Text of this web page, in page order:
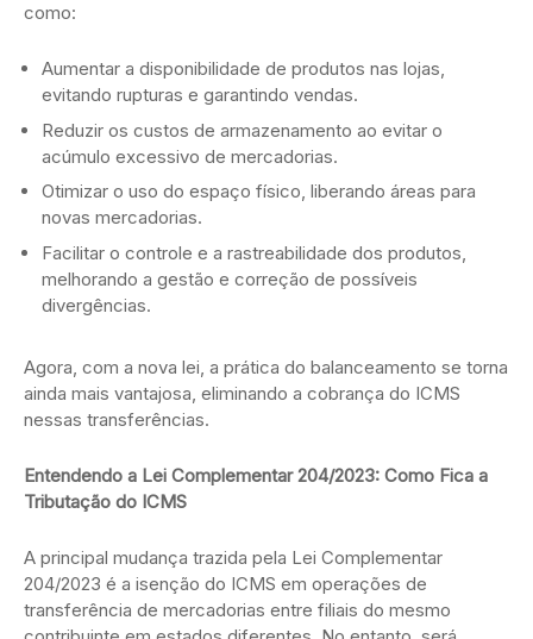
como:
Aumentar a disponibilidade de produtos nas lojas,
evitando rupturas e garantindo vendas.
Reduzir os custos de armazenamento ao evitar o
acúmulo excessivo de mercadorias.
Otimizar o uso do espaço físico, liberando áreas para
novas mercadorias.
Facilitar o controle e a rastreabilidade dos produtos,
melhorando a gestão e correção de possíveis
divergências.
Agora, com a nova lei, a prática do balanceamento se torna
ainda mais vantajosa, eliminando a cobrança do ICMS
nessas transferências.
Entendendo a Lei Complementar 204/2023: Como Fica a
Tributação do ICMS
A principal mudança trazida pela Lei Complementar
204/2023 é a isenção do ICMS em operações de
transferência de mercadorias entre filiais do mesmo